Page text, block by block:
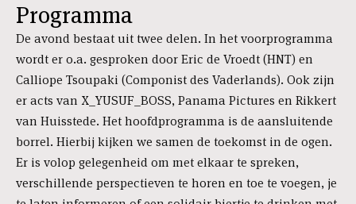
Programma
De avond bestaat uit twee delen. In het voorprogramma
wordt er o.a. gesproken door Eric de Vroedt (HNT) en
Calliope Tsoupaki (Componist des Vaderlands). Ook zijn
er acts van X_YUSUF_BOSS, Panama Pictures en Rikkert
van Huisstede. Het hoofdprogramma is de aansluitende
borrel. Hierbij kijken we samen de toekomst in de ogen.
Er is volop gelegenheid om met elkaar te spreken,
verschillende perspectieven te horen en toe te voegen, je